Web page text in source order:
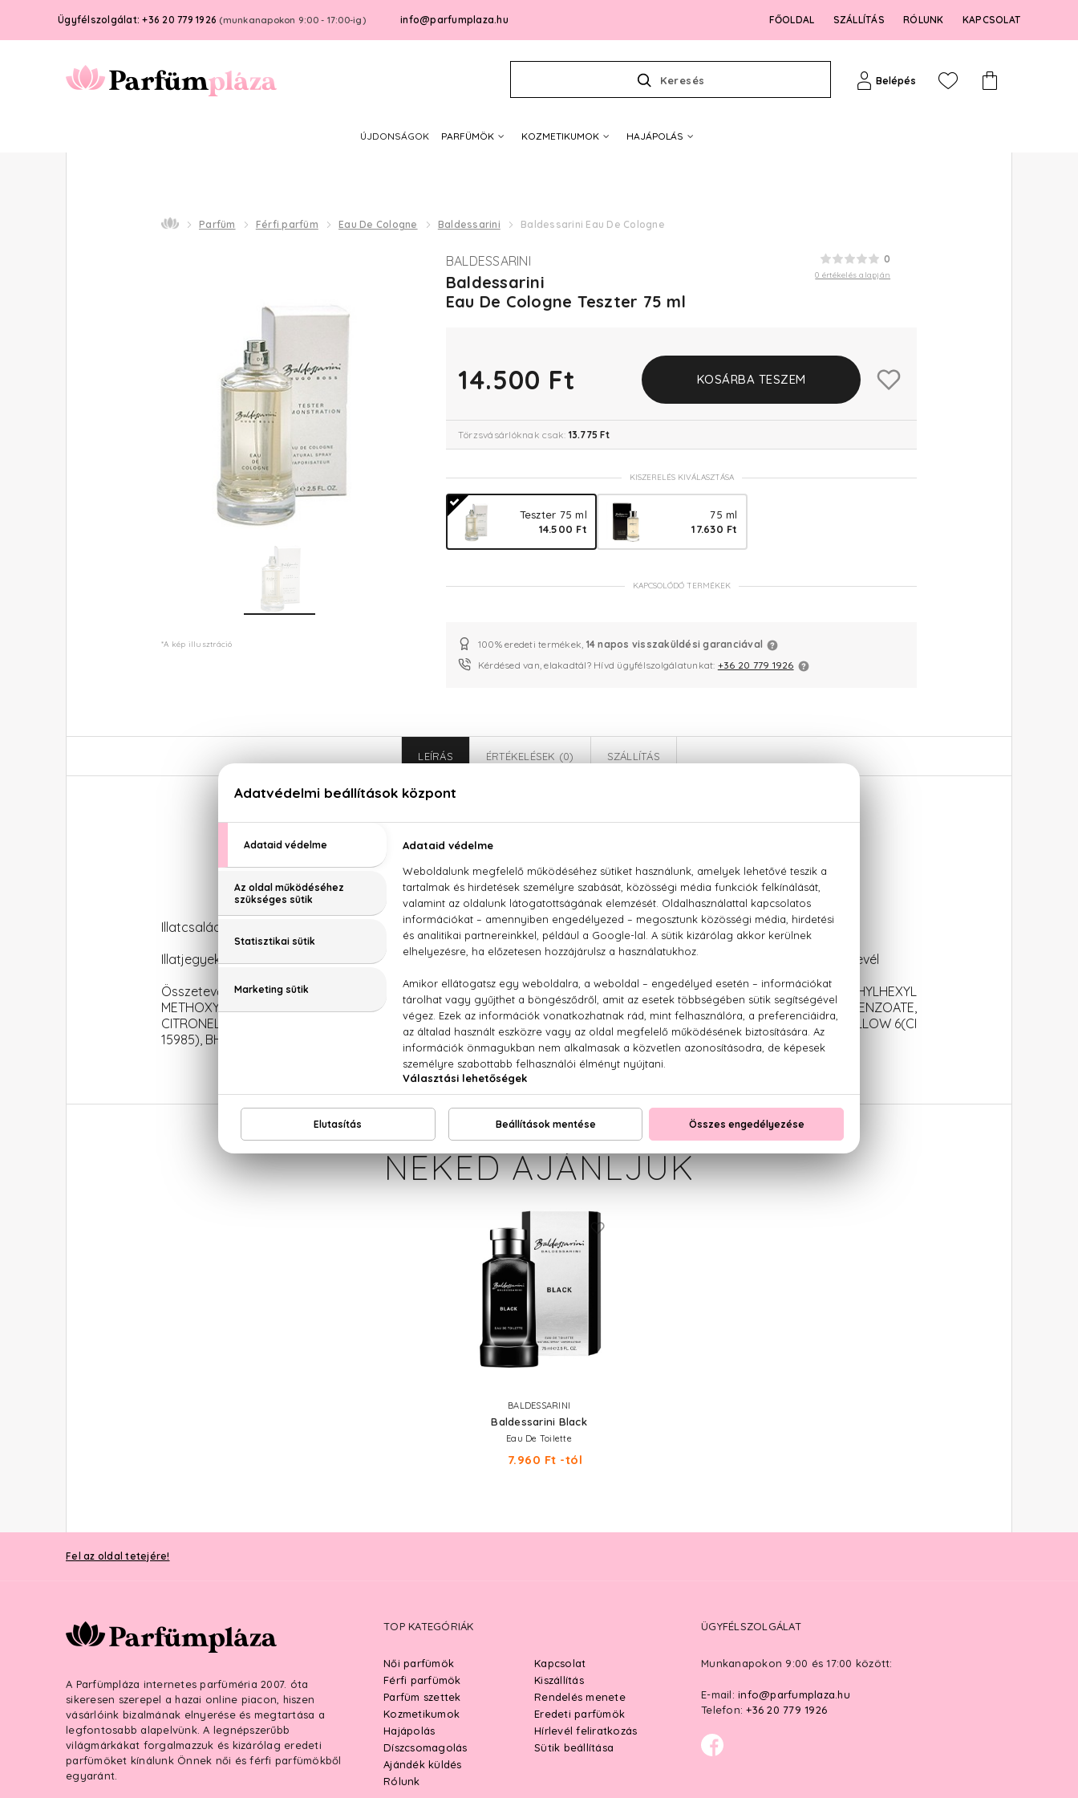
Ügyfélszolgálat: +36 20 779 1926 (munkanapokon 9:00 - 17:00-ig) info@parfumplaza.hu FŐOLDAL SZÁLLÍTÁS RÓLUNK KAPCSOLAT
Keresés Belépés
ÚJDONSÁGOK PARFÜMÖK KOZMETIKUMOK HAJÁPOLÁS
Parfüm Férfi parfüm Eau De Cologne Baldessarini Baldessarini Eau De Cologne
*A kép illusztráció
0
0 értékelés alapján
BALDESSARINI
Baldessarini
Eau De Cologne Teszter 75 ml
14.500 Ft KOSÁRBA TESZEM
Törzsvásárlóknak csak: 13.775 Ft
KISZERELÉS KIVÁLASZTÁSA
Teszter 75 ml
14.500 Ft
75 ml
17.630 Ft
KAPCSOLÓDÓ TERMÉKEK
100% eredeti termékek, 14 napos visszaküldési garanciával
Kérdésed van, elakadtál? Hívd ügyfélszolgálatunkat: +36 20 779 1926
LEÍRÁS ÉRTÉKELÉSEK (0) SZÁLLÍTÁS
Baldessarini Eau De Cologne
Illatcsalád: Orientális-fűszeres
Illatjegyek: Mandarin, keserűnarancs, menta, pacsuli virág, szegfűszeg, köménymag, szantálfa, fenyő, pacsuli, dohánylevél
Összetevők: ALCOHOL, FRAGRANCE (PARFUM), WATER (AQUA), LIMONENE, BENZYL SALICYLATE, LINALOOL, ETHYLHEXYL
METHOXYCINNAMATE, DIETHYLAMINO HYDROXYBENZOYL HEXYL BENZOATE, ALPHA-ISOMETHYL IONONE, BENZYL BENZOATE,
CITRONELLOL, HYDROXYCITRONELLAL, EUGENOL,, GERANIOL, CITRAL, EXT. VIOLET 2(CI 60730), YELLOW 5(CI 19140), YELLOW 6(CI
15985), BHT.
NEKED AJÁNLJUK
BALDESSARINI
Baldessarini Black
Eau De Toilette
7.960 Ft -tól
Fel az oldal tetejére!
A Parfümpláza internetes parfüméria 2007. óta
sikeresen szerepel a hazai online piacon, hiszen
vásárlóink bizalmának elnyerése és megtartása a
legfontosabb alapelvünk. A legnépszerűbb
világmárkákat forgalmazzuk és kizárólag eredeti
parfümöket kínálunk Önnek női és férfi parfümökből
egyaránt.
TOP KATEGÓRIÁK
Női parfümök
Férfi parfümök
Parfüm szettek
Kozmetikumok
Hajápolás
Díszcsomagolás
Ajándék küldés
Rólunk
Kapcsolat
Kiszállítás
Rendelés menete
Eredeti parfümök
Hírlevél feliratkozás
Sütik beállítása
ÜGYFÉLSZOLGÁLAT
Munkanapokon 9:00 és 17:00 között:
E-mail: info@parfumplaza.hu
Telefon: +36 20 779 1926